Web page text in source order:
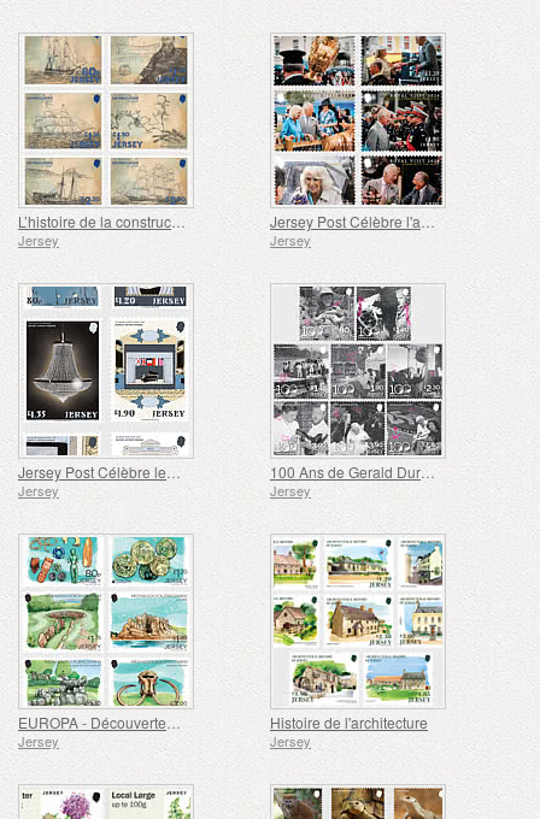
L’histoire de la construction navale à Jersey
Jersey
Jersey Post Célèbre l'anniversaire de la Visite Royale
Jersey
Jersey Post Célèbre les 125 Ans de l'Opéra
Jersey
100 Ans de Gerald Durrell - Dédicace
Jersey
EUROPA - Découvertes Archéologiques
Jersey
Histoire de l'architecture
Jersey